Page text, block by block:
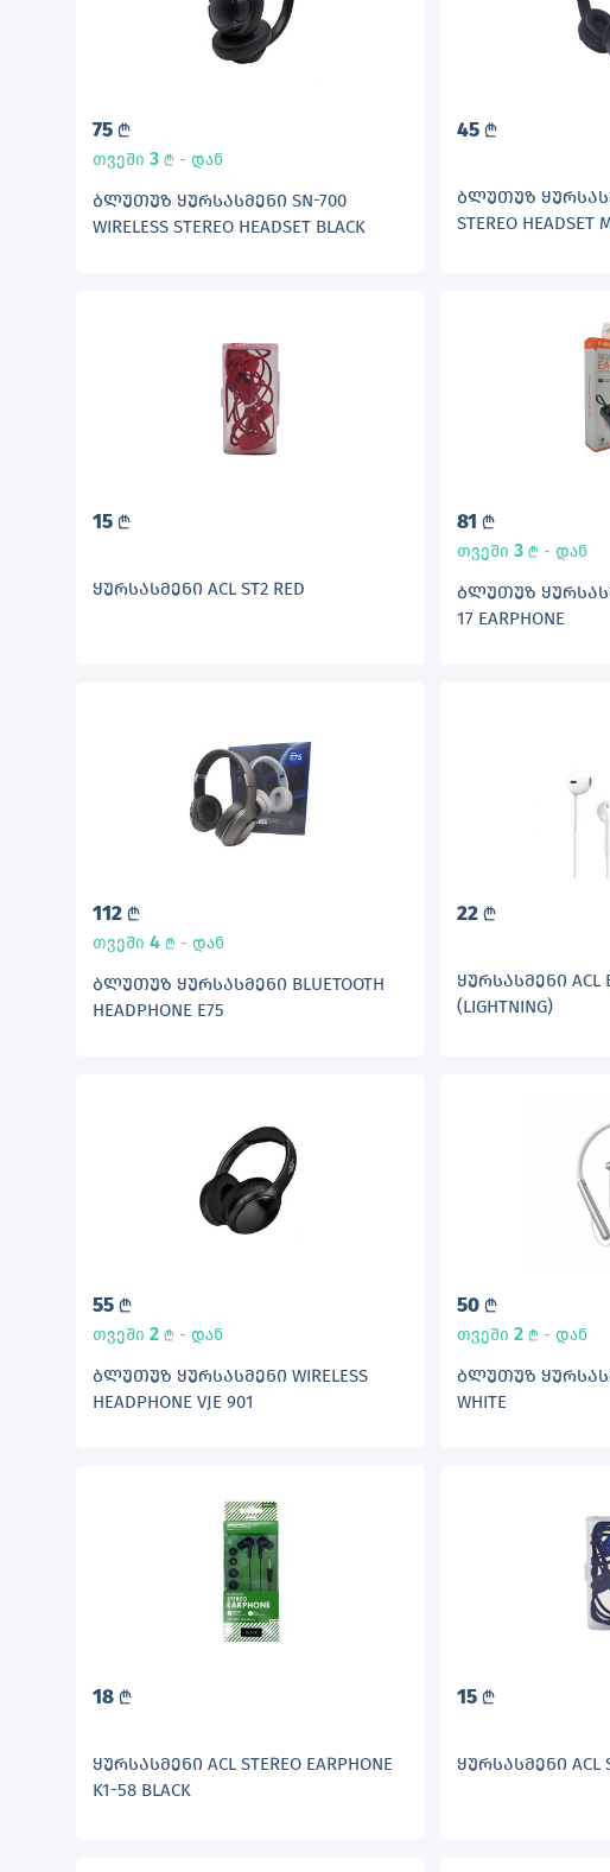
75 L
თვეში 3 L - დან
ᲑᲚᲣᲗᲣᲖ ᲧᲣᲠᲡᲐᲡᲛᲔᲜᲘ SN-700
WIRELESS STEREO HEADSET BLACK
45 L
ᲑᲚᲣᲗᲣᲖ
STEREO HEADSET
15 L
ᲧᲣᲠᲡᲐᲡᲛᲔᲜᲘ ACL ST2 RED
81 L
თვეში 3 L - დან
ᲑᲚᲣᲗᲣᲖ
17 EARPHONE
112 L
თვეში 4 L - დან
ᲑᲚᲣᲗᲣᲖ ᲧᲣᲠᲡᲐᲡᲛᲔᲜᲘ BLUETOOTH
HEADPHONE E75
22 L
ᲧᲣᲠᲡᲐᲡᲛᲔᲜᲘ ACL
(LIGHTNING)
55 L
თვეში 2 L - დან
ᲑᲚᲣᲗᲣᲖ ᲧᲣᲠᲡᲐᲡᲛᲔᲜᲘ WIRELESS
HEADPHONE VJE 901
50 L
თვეში 2 L - დან
ᲑᲚᲣᲗᲣᲖ
WHITE
18 L
ᲧᲣᲠᲡᲐᲡᲛᲔᲜᲘ ACL STEREO EARPHONE
K1-58 BLACK
15 L
ᲧᲣᲠᲡᲐᲡᲛᲔᲜᲘ ACL